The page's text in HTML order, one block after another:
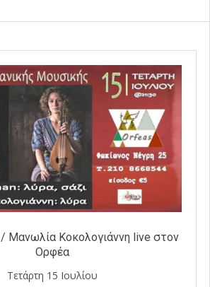
/ Μανωλία Κοκολογιάννη live στον
Ορφέα
Τετάρτη 15 Ιουλίου